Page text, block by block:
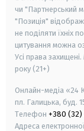
чи "Партнерський
"Позиція"
не поділяти їхніх
цитування можна
Усі права захищені.
року (21+)
Онлайн-медіа «24
пл. Галицька, буд.
Телефон +380 (32)
Адреса